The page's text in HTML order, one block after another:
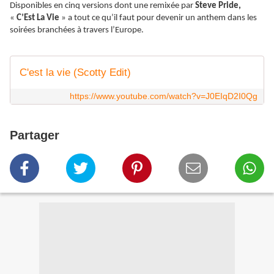
Disponibles en cinq versions dont une remixée par Steve Pride,
« C’Est La Vie » a tout ce qu’il faut pour devenir un anthem dans les
soirées branchées à travers l’Europe.
C'est la vie (Scotty Edit)
https://www.youtube.com/watch?v=J0EIqD2I0Qg
Partager